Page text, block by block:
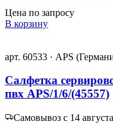
Цена по запросу
В корзину
арт. 60533 · APS
Салфетка
пвх APS/1/6/(45557)
Самовывоз с 14 августа